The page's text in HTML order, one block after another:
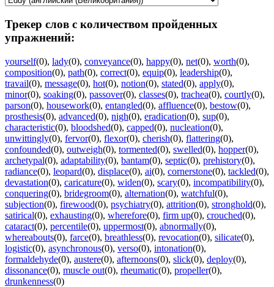
Трекер слов с количеством пройденных
упражнений:
yourself(0), lady(0), conveyance(0), happy(0), net(0), worth(0),
composition(0), path(0), correct(0), equip(0), leadership(0),
travail(0), message(0), hot(0), notion(0), stated(0), apply(0),
minor(0), soaking(0), passover(0), classes(0), trachea(0), courtly(0),
parson(0), housework(0), entangled(0), affluence(0), bestow(0),
prosthesis(0), advanced(0), nigh(0), eradication(0), sup(0),
characteristic(0), bloodshed(0), capped(0), nucleation(0),
unwittingly(0), fervor(0), flexor(0), cherish(0), flattering(0),
confounded(0), outweigh(0), tormented(0), swelled(0), hopper(0),
archetypal(0), adaptability(0), bantam(0), septic(0), prehistory(0),
radiance(0), leopard(0), displace(0), ai(0), cornerstone(0), tackled(0),
devastation(0), caricature(0), widen(0), scary(0), incompatibility(0),
conquering(0), bridegroom(0), alternation(0), watchful(0),
subjection(0), firewood(0), psychiatry(0), attrition(0), stronghold(0),
satirical(0), exhausting(0), wherefore(0), firm up(0), crouched(0),
cataract(0), percentile(0), uppermost(0), abnormally(0),
whereabouts(0), farce(0), breathless(0), revocation(0), silicate(0),
logistic(0), asynchronous(0), verso(0), intonation(0),
formaldehyde(0), austere(0), afternoons(0), slick(0), deploy(0),
dissonance(0), muscle out(0), rheumatic(0), propeller(0),
drunkenness(0)